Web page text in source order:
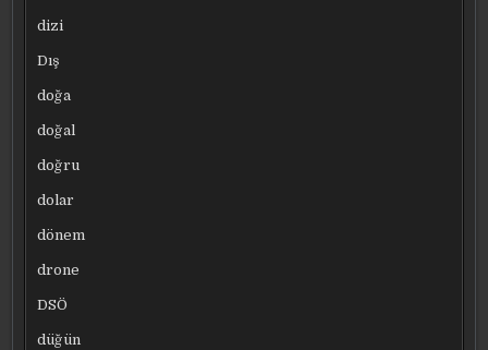
dizi
Dış
doğa
doğal
doğru
dolar
dönem
drone
DSÖ
düğün